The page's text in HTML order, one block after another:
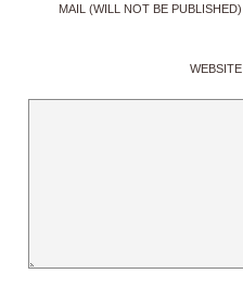
MAIL (WILL NOT BE PUBLISHED)
WEBSITE